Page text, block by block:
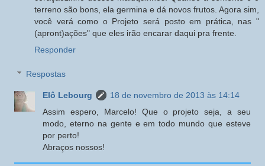
terreno são bons, ela germina e dá novos frutos. Agora sim,
você verá como o Projeto será posto em prática, nas "
(apront)ações" que eles irão encarar daqui pra frente.
Responder
Respostas
Elô Lebourg
18 de novembro de 2013 às 14:14
Assim espero, Marcelo! Que o projeto seja, a seu
modo, eterno na gente e em todo mundo que esteve
por perto!
Abraços nossos!